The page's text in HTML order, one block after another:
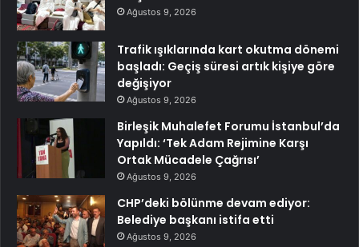
Ağustos 9, 2026
Trafik ışıklarında kart okutma dönemi
başladı: Geçiş süresi artık kişiye göre
değişiyor
Ağustos 9, 2026
Birleşik Muhalefet Forumu İstanbul’da
Yapıldı: ‘Tek Adam Rejimine Karşı
Ortak Mücadele Çağrısı’
Ağustos 9, 2026
CHP’deki bölünme devam ediyor:
Belediye başkanı istifa etti
Ağustos 9, 2026